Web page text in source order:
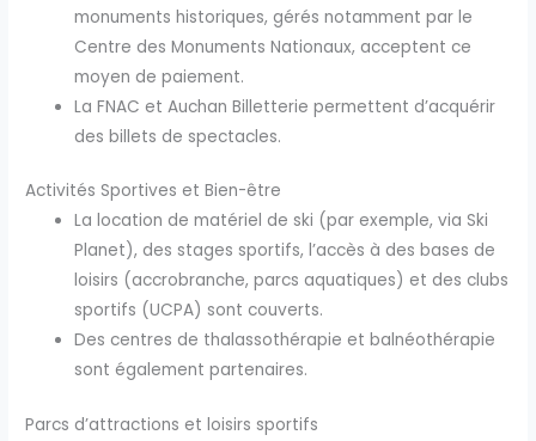
monuments historiques, gérés notamment par le
Centre des Monuments Nationaux, acceptent ce
moyen de paiement.
La FNAC et Auchan Billetterie permettent d’acquérir
des billets de spectacles.
Activités Sportives et Bien-être
La location de matériel de ski (par exemple, via Ski
Planet), des stages sportifs, l’accès à des bases de
loisirs (accrobranche, parcs aquatiques) et des clubs
sportifs (UCPA) sont couverts.
Des centres de thalassothérapie et balnéothérapie
sont également partenaires.
Parcs d’attractions et loisirs sportifs